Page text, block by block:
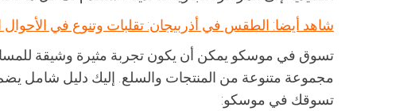
شاهد أيضا: الطقس في أذربيجان: تقلبات وتنوع في الأحوال
تسوق في موسكو يمكن أن يكون تجربة مثيرة وشيقة
مجموعة متنوعة من المنتجات والسلع. إليك دليل شامل يضم
تسوقك في موسكو: